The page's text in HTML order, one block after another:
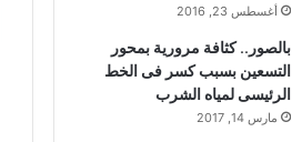
أغسطس 23, 2016
بالصور.. كثافة مرورية بمحور
التسعين بسبب كسر فى الخط
الرئيسى لمياه الشرب
مارس 14, 2017